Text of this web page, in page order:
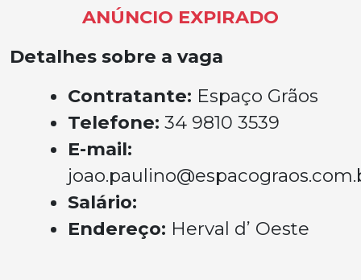
ANÚNCIO EXPIRADO
Detalhes sobre a vaga
Contratante: Espaço Grãos
Telefone: 34 9810 3539
E-mail:
Salário:
Endereço: Herval d’ Oeste